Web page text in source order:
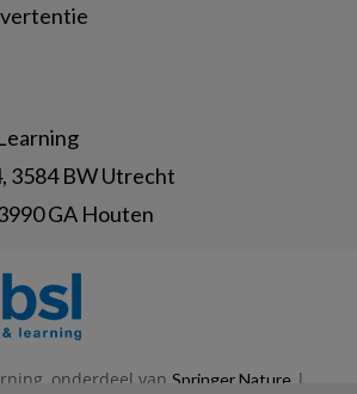
3584 BW Utrecht
GA Houten
onderdeel van Springer Nature |